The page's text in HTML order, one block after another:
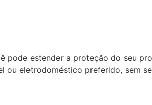
pode estender a proteção do seu
eletrodoméstico preferido, sem